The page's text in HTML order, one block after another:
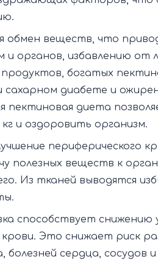
обмен веществ, что
и органов, избавлению от
богатых
сахарном диабете и
пектиновая диета
и оздоровить организм.
периферического
полезных веществ к
Из тканей выводятся
способствует снижению
Это снижает риск
болезней сердца, сосудов